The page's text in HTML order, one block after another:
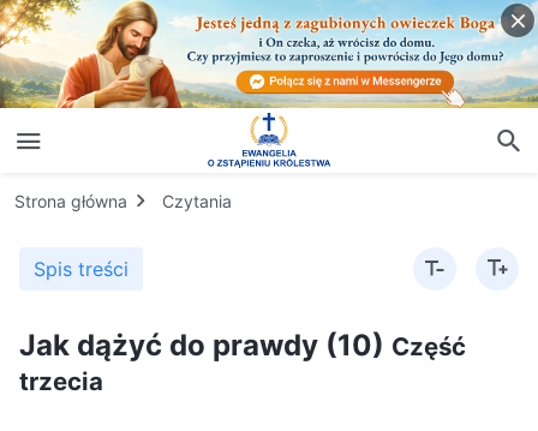
Strona główna Czytania
Spis treści
Jak dążyć do prawdy (10) Część
trzecia